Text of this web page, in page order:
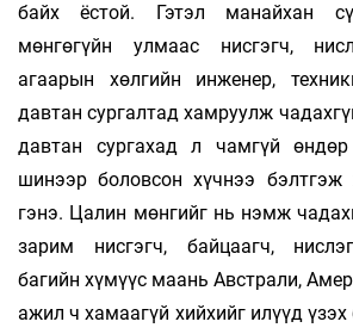
байх ёстой. Гэтэл манайхан
мөнгөгүйн улмаас нисгэгч,
агаарын хөлгийн инженер,
давтан сургалтад хамруулж
давтан сургахад л чамгүй өндөр
шинээр боловсон хүчнээ бэлтгэж
гэнэ. Цалин мөнгийг нь нэмж
зарим нисгэгч, байцаагч,
багийн хүмүүс маань Австрали,
ажил ч хамаагүй хийхийг илүүд